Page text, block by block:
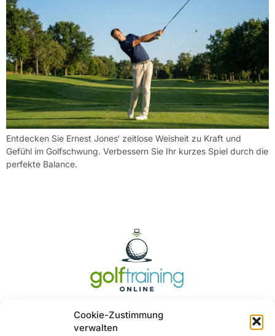
Cookie-Zustimmung
verwalten
Entdecken Sie Ernest Jones‘ zeitlose Weisheit zu Kraft und
Gefühl im Golfschwung. Verbessern Sie Ihr kurzes Spiel durch die
perfekte Balance.